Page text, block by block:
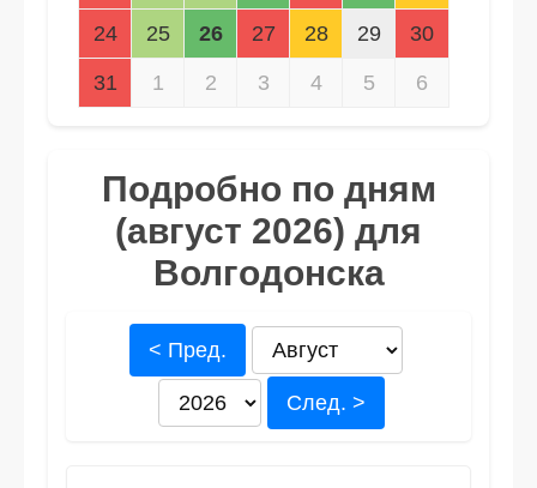
24 25 26 27 28 29 30
31 1 2 3 4 5 6
Подробно по дням
(август 2026) для
Волгодонска
< Пред.
След. >